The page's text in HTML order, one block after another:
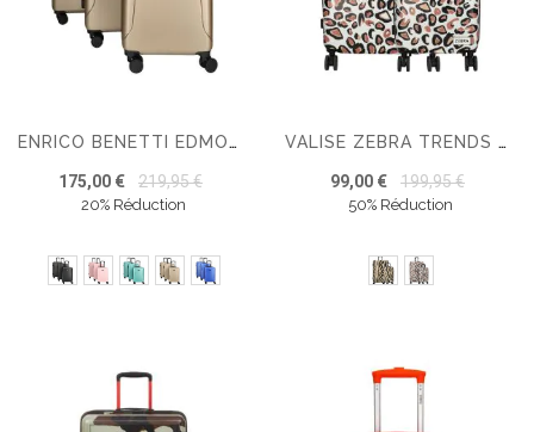
ENRICO BENETTI EDMONTON SET DE 3 VALISES
175,00 € 219,95 €
20% Réduction
VALISE ZEBRA TRENDS TRAVEL
99,00 € 199,95 €
50% Réduction